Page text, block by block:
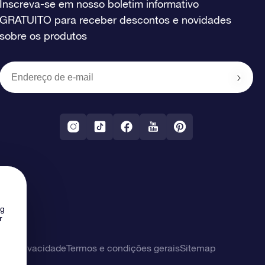
Inscreva-se em nosso boletim informativo
GRATUITO para receber descontos e novidades
sobre os produtos
de privacidadeTermos e condições geraisSitemap